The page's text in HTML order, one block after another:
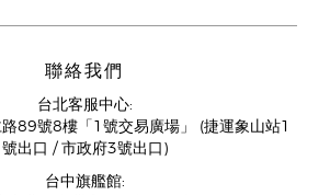
聯絡我們
台北客服中心:
89號8樓「1號交易廣場」 (捷運象山站1
號出口 / 市政府3號出口)
台中旗艦館: